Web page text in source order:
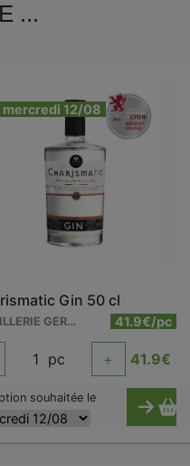
...
mercredi 12/08
Gin 50 cl
DISTILLERIE GERVIN 41.9€/pc
1 pc + 41.9€
souhaitée le